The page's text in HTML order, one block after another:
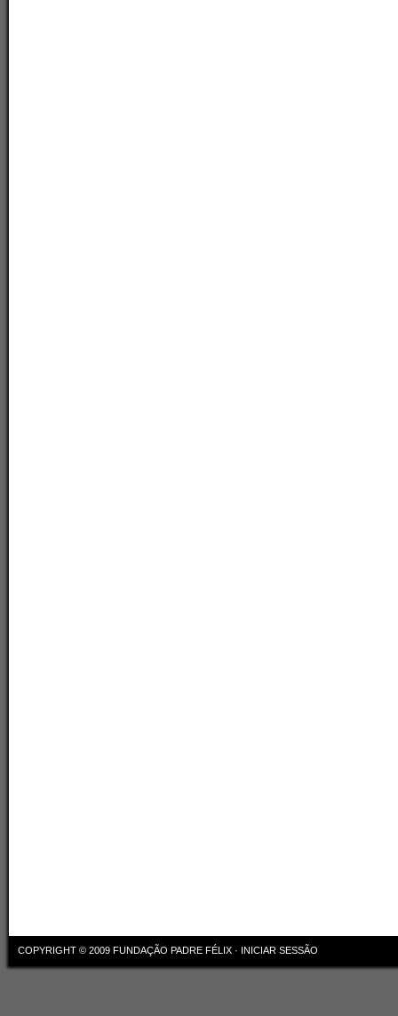
COPYRIGHT © 2009 FUNDAÇÃO PADRE FÉLIX · INICIAR SESSÃO